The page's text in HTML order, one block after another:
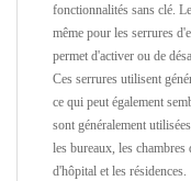
fonctionnalités sans clé.
même pour les serrures
permet d'activer ou de
Ces serrures utilisent
ce qui peut également
sont généralement
les bureaux, les chambres
d'hôpital et les résidences.